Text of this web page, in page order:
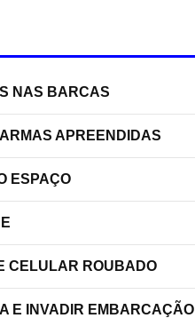
NAS BARCAS
APREENDIDAS
ESPAÇO
CELULAR ROUBADO
E INVADIR EMBARCAÇÃO